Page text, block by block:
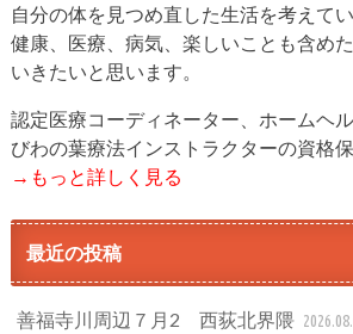
自分の体を見つめ直した生活を考えてい
健康、医療、病気、楽しいことも含め
いきたいと思います。
認定医療コーディネーター、ホームヘ
びわの葉療法インストラクターの資格
→もっと詳しく見る
最近の投稿
善福寺川周辺７月2 西荻北界隈